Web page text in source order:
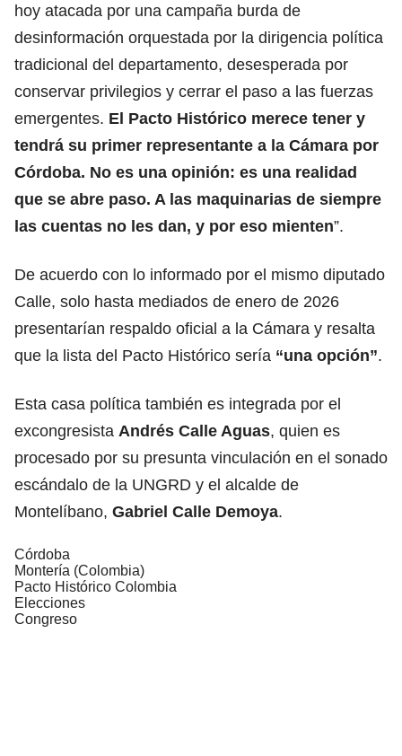
hoy atacada por una campaña burda de
desinformación orquestada por la dirigencia política
tradicional del departamento, desesperada por
conservar privilegios y cerrar el paso a las fuerzas
emergentes. El Pacto Histórico merece tener y
tendrá su primer representante a la Cámara por
Córdoba. No es una opinión: es una realidad
que se abre paso. A las maquinarias de siempre
las cuentas no les dan, y por eso mienten”.
De acuerdo con lo informado por el mismo diputado
Calle, solo hasta mediados de enero de 2026
presentarían respaldo oficial a la Cámara y resalta
que la lista del Pacto Histórico sería “una opción”.
Esta casa política también es integrada por el
excongresista Andrés Calle Aguas, quien es
procesado por su presunta vinculación en el sonado
escándalo de la UNGRD y el alcalde de
Montelíbano, Gabriel Calle Demoya.
Córdoba
Montería (Colombia)
Pacto Histórico Colombia
Elecciones
Congreso